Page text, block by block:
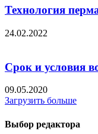
Технология
24.02.2022
Срок и условия
09.05.2020
Загрузить больше
Выбор редактора